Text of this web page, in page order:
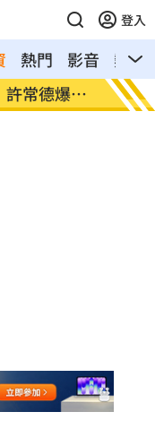
登入
熱門 影音
熱搜
3類人勿亂
亨特
頭